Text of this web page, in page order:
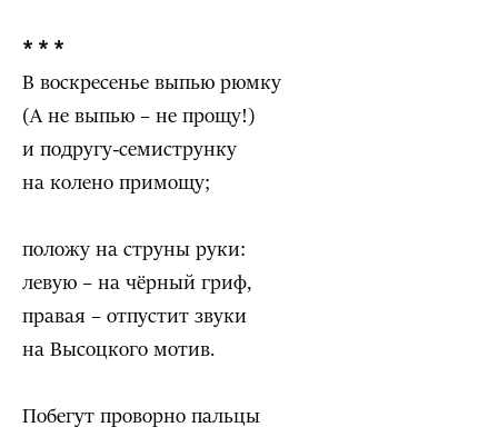
* * *
В воскресенье выпью рюмку
(А не выпью – не прощу!)
и подругу-семиструнку
на колено примощу;
положу на струны руки:
левую – на чёрный гриф,
правая – отпустит звуки
на Высоцкого мотив.
Побегут проворно пальцы